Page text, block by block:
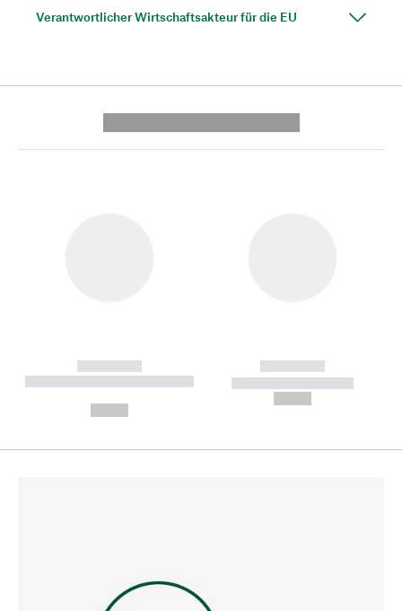
Verantwortlicher Wirtschaftsakteur für die EU
------------
----------- ----------- --------
------------
----------- -----------